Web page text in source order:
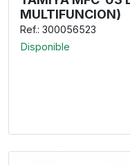
MULTIFUNCION)
Ref.: 300056523
Disponible